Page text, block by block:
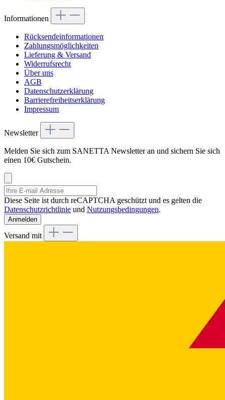
Informationen
Rücksendeinformationen
Zahlungsmöglichkeiten
Lieferung & Versand
Widerrufsrecht
Über uns
AGB
Datenschutzerklärung
Barrierefreiheitserklärung
Impressum
Newsletter
Melden Sie sich zum SANETTA Newsletter an und sichern Sie sich
einen 10€ Gutschein.
Diese Seite ist durch reCAPTCHA geschützt und es gelten die
Datenschutzrichtlinie und Nutzungsbedingungen.
Anmelden
Versand mit